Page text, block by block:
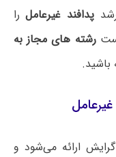
پدافند غیرعاملرا
رشته های مجاز به
باشید.
ارائه می‌شود و